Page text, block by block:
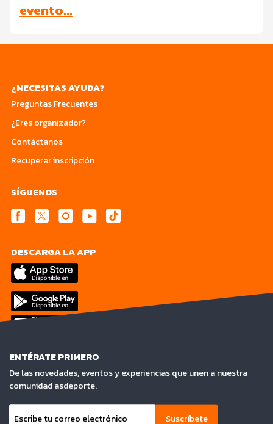
evento…
¿NECESITAS AYUDA?
Preguntas Frecuentes
¿Eres organizador?
Contáctanos
Recuperar inscripción
SÍGUENOS
DESCARGA LA APP
ENTÉRATE PRIMERO
De las novedades, eventos y experiencias que unen a nuestra
comunidad asdeporte.
Suscríbete